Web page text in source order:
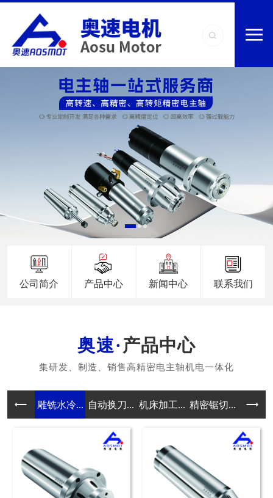
公司简介 产品中心 新闻中心 联系我们
产品中心
雕铣水冷... 自动换刀... 机床加工... 精密锯切... 磨削